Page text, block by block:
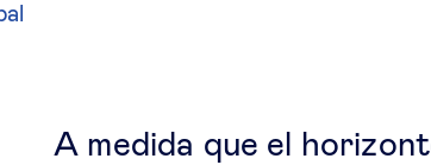
A medida que el